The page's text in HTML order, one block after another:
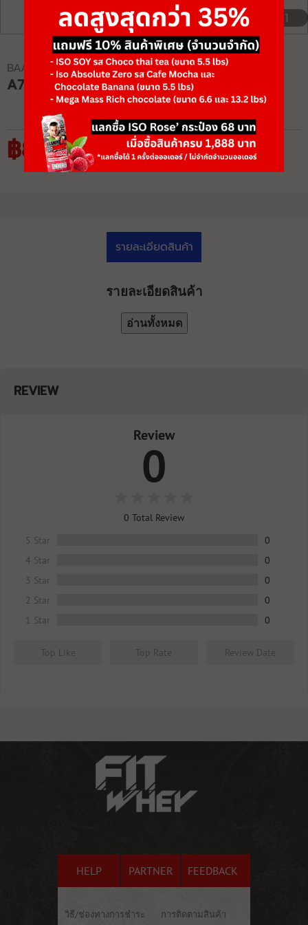
1/1
BAAMXERCORE
A7000 SPRINTER
฿84,175 ฿129,500
รายละเอียดสินค้า
รายละเอียดสินค้า
อ่านทั้งหมด
REVIEW
Review
0
0 Total Review
5 Star
0
4 Star
0
3 Star
0
2 Star
0
1 Star
0
Top Like Top Rate Review Date
HELP PARTNER FEEDBACK
วิธี/ช่องทางการชำระ การติดตามสินค้า